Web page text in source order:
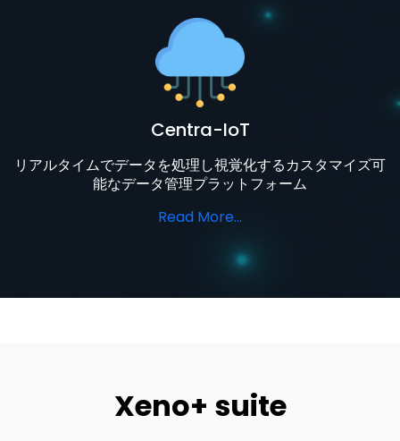
Centra-IoT
リアルタイムでデータを処理し視覚化するカスタマイズ可
能なデータ管理プラットフォーム
Read More...
Xeno+ suite